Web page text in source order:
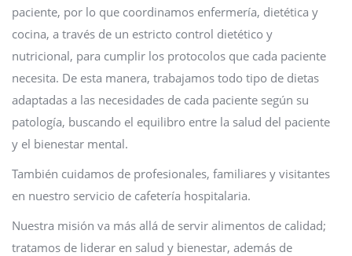
paciente, por lo que coordinamos enfermería, dietética y
cocina, a través de un estricto control dietético y
nutricional, para cumplir los protocolos que cada paciente
necesita. De esta manera, trabajamos todo tipo de dietas
adaptadas a las necesidades de cada paciente según su
patología, buscando el equilibro entre la salud del paciente
y el bienestar mental.
También cuidamos de profesionales, familiares y visitantes
en nuestro servicio de cafetería hospitalaria.
Nuestra misión va más allá de servir alimentos de calidad;
tratamos de liderar en salud y bienestar, además de